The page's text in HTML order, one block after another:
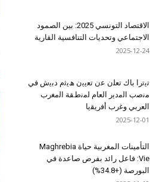
الاقتصاد التونسي 2025: بين الصمود
الاجتماعي وتحديات التنافسية القارية
2025-12-24
ﺗﯾﺗرا ﺑﺎك ﺗﻌﻠن ﻋن ﺗﻌﯾﯾن ھﯾﺛم دﺑﯾش ﻓﻲ
ﻣﻧﺻب اﻟﻣدﯾر اﻟﻌﺎم ﻟﻣﻧطﻘﺔ اﻟﻣﻐرب
اﻟﻌرﺑﻲ وﻏرب أﻓرﯾﻘﯾﺎ
2025-12-01
التأمينات المغربية حياة Maghrebia
Vie: فاعل رائد بفرص صاعدة في
البورصة (+34.8%)